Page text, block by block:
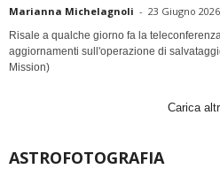
Marianna Michelagnoli - 23 Giugno 2026
Risale a qualche giorno fa la
aggiornamenti sull'operazione di
Mission)
Carica
ASTROFOTOGRAFIA